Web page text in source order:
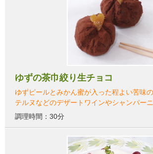
ゆずの茶巾絞り生チョコ
ゆずピールとみかん蜜が入った程よい苦味
テルヌなどのデザートワインやシャンパー
調理時間：30分